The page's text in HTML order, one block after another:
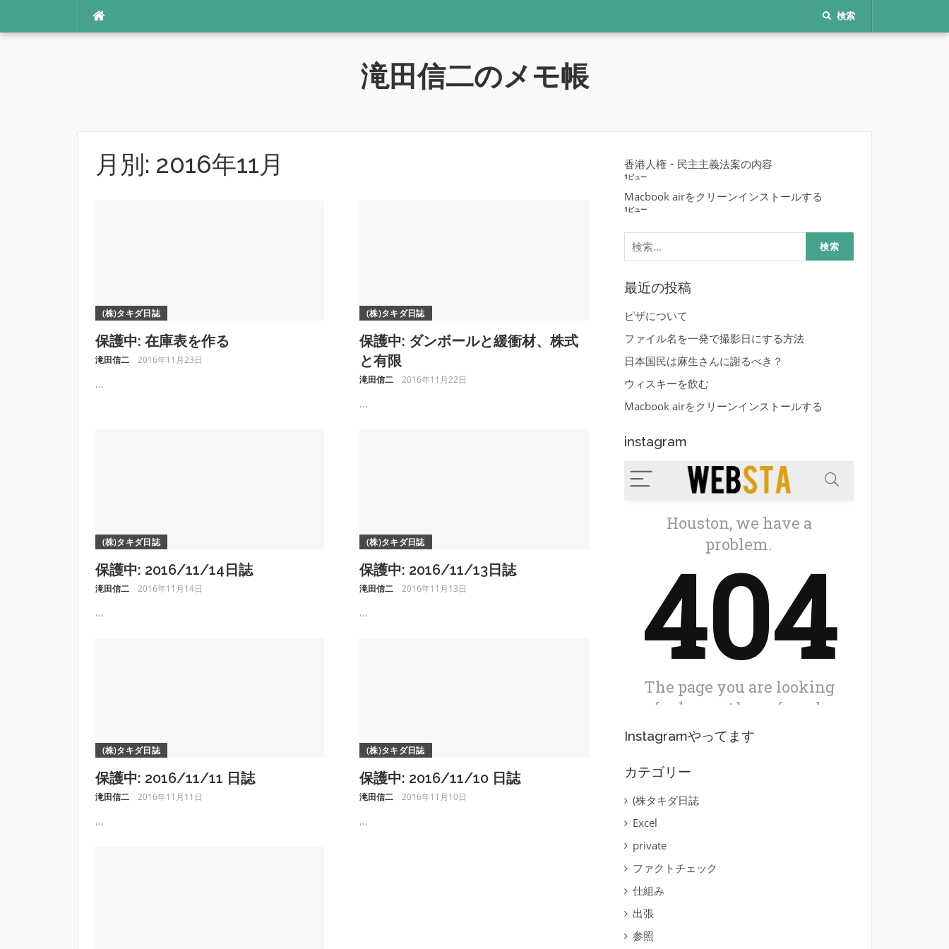
検索
滝田信二のメモ帳
月別: 2016年11月
(株)タキダ日誌
保護中: 在庫表を作る
滝田信二 2016年11月23日
...
(株)タキダ日誌
保護中: ダンボールと緩衝材、株式
と有限
滝田信二 2016年11月22日
...
(株)タキダ日誌
保護中: 2016/11/14日誌
滝田信二 2016年11月14日
...
(株)タキダ日誌
保護中: 2016/11/13日誌
滝田信二 2016年11月13日
...
(株)タキダ日誌
保護中: 2016/11/11 日誌
滝田信二 2016年11月11日
...
(株)タキダ日誌
保護中: 2016/11/10 日誌
滝田信二 2016年11月10日
...
香港人権・民主主義法案の内容
1ビュー
Macbook airをクリーンインストールする
1ビュー
検
索:
最近の投稿
ピザについて
ファイル名を一発で撮影日にする方法
日本国民は麻生さんに謝るべき？
ウィスキーを飲む
Macbook airをクリーンインストールする
instagram
Instagramやってます
カテゴリー
(株タキダ日誌
Excel
private
ファクトチェック
仕組み
出張
参照